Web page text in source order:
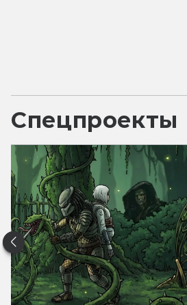
Спецпроекты